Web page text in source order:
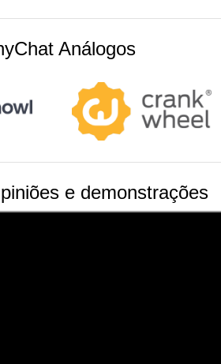
Análogos
e demonstrações